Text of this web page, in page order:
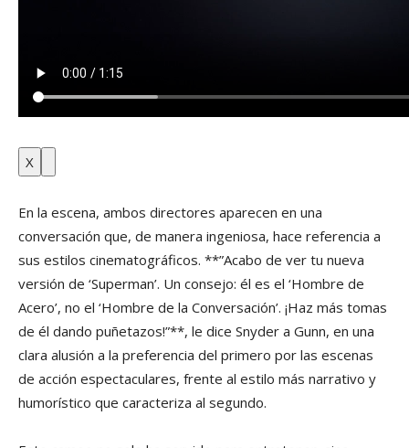
X
En la escena, ambos directores aparecen en una
conversación que, de manera ingeniosa, hace referencia a
sus estilos cinematográficos. **”Acabo de ver tu nueva
versión de ‘Superman’. Un consejo: él es el ‘Hombre de
Acero’, no el ‘Hombre de la Conversación’. ¡Haz más tomas
de él dando puñetazos!”**, le dice Snyder a Gunn, en una
clara alusión a la preferencia del primero por las escenas
de acción espectaculares, frente al estilo más narrativo y
humorístico que caracteriza al segundo.